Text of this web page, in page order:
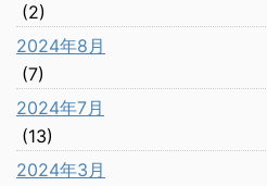
(2)
2024年8月
(7)
2024年7月
(13)
2024年3月